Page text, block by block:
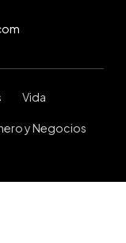
Vida
y Negocios